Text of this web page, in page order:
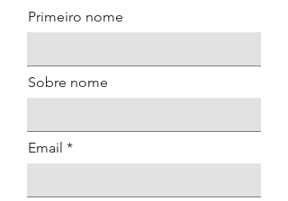
Primeiro nome
Sobre nome
Email